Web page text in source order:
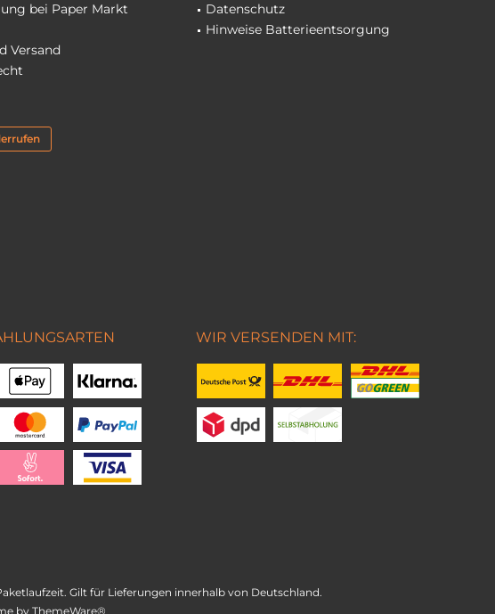
bei Paper Markt
Versand
Datenschutz
Hinweise Batterieentsorgung
WIR VERSENDEN MIT:
Gilt für Lieferungen innerhalb von Deutschland.
by ThemeWare®